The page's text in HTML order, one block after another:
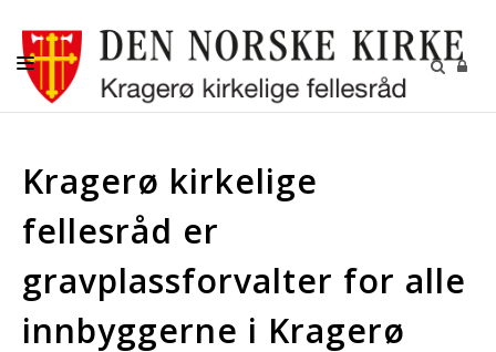
KALENDER
KIRKELIGE HANDLINGER
AKTIVITETER
Kragerø kirkelige
fellesråd er
gravplassforvalter for alle
innbyggerne i Kragerø